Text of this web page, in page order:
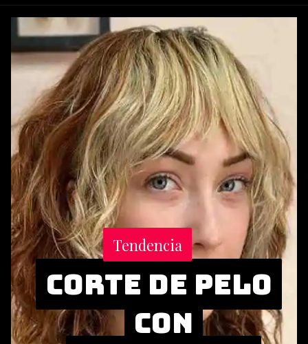
Corte de pelo
con
Corte de pelo
con
Tendencia
Tendencia